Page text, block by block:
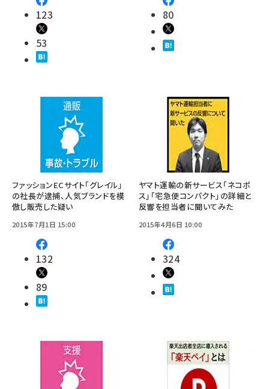
123
53
80
ファッションECサイト「グレイル」
の社長が逮捕、人気ブランドを模
倣し販売した疑い
2015年7月1日 15:00
132
89
ヤマト運輸の新サービス「ネコポ
ス」「宅急便コンパクト」の詳細と
反響を担当者に聞いてみた
2015年4月6日 10:00
324